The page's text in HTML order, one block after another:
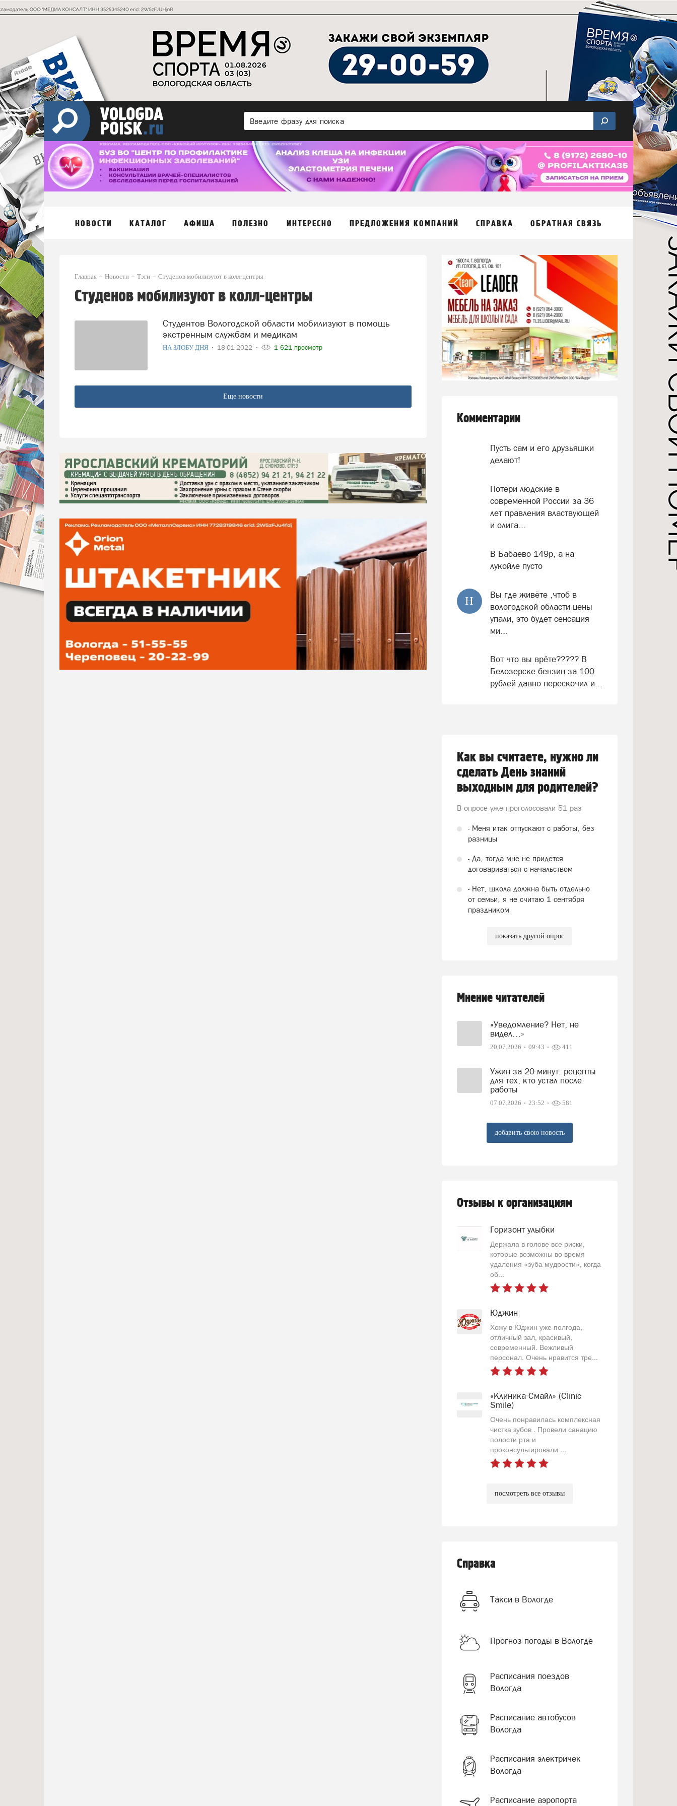
НОВОСТИ КАТАЛОГ АФИША ПОЛЕЗНО ИНТЕРЕСНО ПРЕДЛОЖЕНИЯ КОМПАНИЙ СПРАВКА ОБРАТНАЯ СВЯЗЬ
Главная Новости Тэги Студенов мобилизуют в колл-центры
Студенов мобилизуют в колл-центры
Студентов Вологодской области мобилизуют в помощь
экстренным службам и медикам
НА ЗЛОБУ ДНЯ 18-01-2022 1 621 просмотр
Еще новости
Комментарии
Пусть сам и его друзьяшки
делают!
Потери людские в
современной России за 36
лет правления властвующей
и олига...
В Бабаево 149р, а на
лукойле пусто
Н
Вы где живёте ,чтоб в
вологодской области цены
упали, это будет сенсация
ми...
Вот что вы врёте????? В
Белозерске бензин за 100
рублей давно перескочил и...
Как вы считаете, нужно ли
сделать День знаний
выходным для родителей?
В опросе уже проголосовали 51 раз
- Меня итак отпускают с работы, без
разницы
- Да, тогда мне не придется
договариваться с начальством
- Нет, школа должна быть отдельно
от семьи, я не считаю 1 сентября
праздником
показать другой опрос
Мнение читателей
«Уведомление? Нет, не
видел…»
20.07.2026 09:43 411
Ужин за 20 минут: рецепты
для тех, кто устал после
работы
07.07.2026 23:52 581
добавить свою новость
Отзывы к организациям
Горизонт улыбки
Держала в голове все риски,
которые возможны во время
удаления «зуба мудрости», когда
об...
Юджин
Хожу в Юджин уже полгода,
отличный зал, красивый,
современный. Вежливый
персонал. Очень нравится тре...
«Клиника Смайл» (Clinic
Smile)
Очень понравилась комплексная
чистка зубов . Провели санацию
полости рта и
проконсультировали ...
посмотреть все отзывы
Справка
Такси в Вологде
Прогноз погоды в Вологде
Расписания поездов
Вологда
Расписание автобусов
Вологда
Расписания электричек
Вологда
Расписание аэропорта